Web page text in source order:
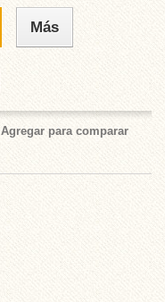
Más
Agregar para comparar